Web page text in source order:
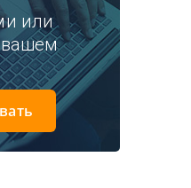
или
вашем